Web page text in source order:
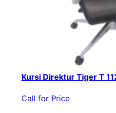
Kursi Direktur Tiger T
Call for Price